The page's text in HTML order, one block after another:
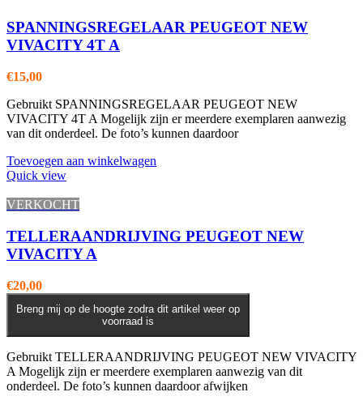
SPANNINGSREGELAAR PEUGEOT NEW
VIVACITY 4T A
€15,00
Gebruikt SPANNINGSREGELAAR PEUGEOT NEW
VIVACITY 4T A Mogelijk zijn er meerdere exemplaren aanwezig
van dit onderdeel. De foto’s kunnen daardoor
Toevoegen aan winkelwagen
Quick view
VERKOCHT
TELLERAANDRIJVING PEUGEOT NEW
VIVACITY A
€20,00
Breng mij op de hoogte zodra dit artikel weer op
voorraad is
Gebruikt TELLERAANDRIJVING PEUGEOT NEW VIVACITY
A Mogelijk zijn er meerdere exemplaren aanwezig van dit
onderdeel. De foto’s kunnen daardoor afwijken